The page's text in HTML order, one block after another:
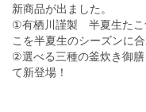
新商品が出ました。
①有栖川謹製 半夏生たこ
こを半夏生のシーズンに
②選べる三種の釜炊き御
て新登場！